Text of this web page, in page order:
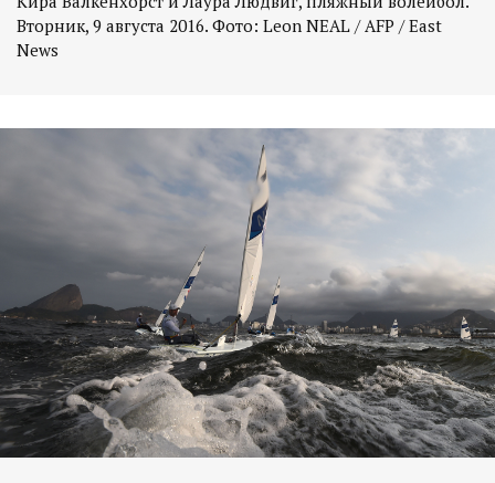
Вторник, 9 августа 2016. Фото: Leon NEAL / AFP / East
News